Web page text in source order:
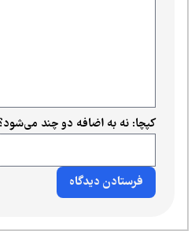
کپچا: نه به اضافه دو چند می‌شود؟*